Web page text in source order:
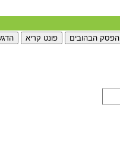
הפסק הבהובים פונט קריא